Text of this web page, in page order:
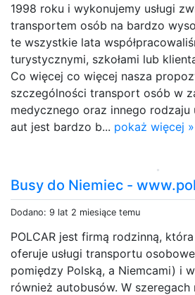
1998 roku i wykonujemy usługi
transportem osób na bardzo
te wszystkie lata
turystycznymi, szkołami lub
Co więcej co więcej nasza
szczególności transport osób w
medycznego oraz innego rodzaju
aut jest bardzo b... pokaż więcej »
Busy do Niemiec -
Dodano: 9 lat 2 miesiące temu
POLCAR jest firmą rodzinną,
oferuje usługi transportu
pomiędzy Polską, a Niemcami) i
również autobusów. W szeregach